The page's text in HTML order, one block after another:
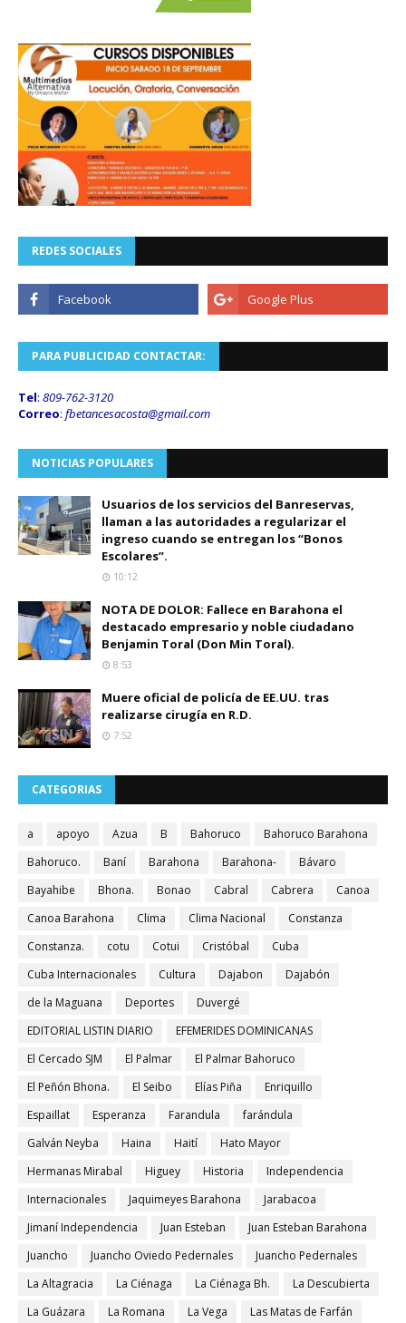
REDES SOCIALES
PARA PUBLICIDAD CONTACTAR:
Tel: 809-762-3120
Correo: fbetancesacosta@gmail.com
NOTICIAS POPULARES
Usuarios de los servicios del Banreservas,
llaman a las autoridades a regularizar el
ingreso cuando se entregan los “Bonos
Escolares”.
10:12
NOTA DE DOLOR: Fallece en Barahona el
destacado empresario y noble ciudadano
Benjamin Toral (Don Min Toral).
8:53
Muere oficial de policía de EE.UU. tras
realizarse cirugía en R.D.
7:52
CATEGORIAS
a apoyo Azua B Bahoruco
Bahoruco Barahona
Bahoruco.
Baní Barahona Barahona-
Bávaro
Bayahibe
Bhona. Bonao Cabral Cabrera
Canoa
Canoa Barahona
Clima Clima Nacional
Constanza
Constanza.
cotu Cotui Cristóbal
Cuba
Cuba Internacionales
Cultura Dajabon
Dajabón
de la Maguana
Deportes
Duvergé
EDITORIAL LISTIN DIARIO
EFEMERIDES DOMINICANAS
El Cercado SJM
El Palmar
El Palmar Bahoruco
El Peñón Bhona.
El Seibo Elías Piña
Enriquillo
Espaillat
Esperanza Farandula
farándula
Galván Neyba
Haina Haití
Hato Mayor
Hermanas Mirabal
Higuey Historia
Independencia
Internacionales
Jaquimeyes Barahona
Jarabacoa
Jimaní Independencia
Juan Esteban
Juan Esteban Barahona
Juancho
Juancho Oviedo Pedernales
Juancho Pedernales
La Altagracia
La Ciénaga La Ciénaga Bh.
La Descubierta
La Guázara
La Romana La Vega
Las Matas de Farfán